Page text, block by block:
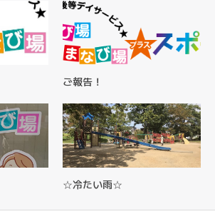
ご報告！
☆冷たい雨☆